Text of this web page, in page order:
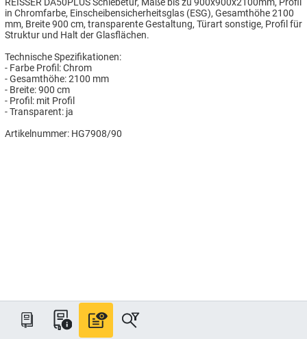
in Chromfarbe, Einscheibensicherheitsglas (ESG), Gesamthöhe 2100
mm, Breite 900 cm, transparente Gestaltung, Türart sonstige, Profil für
Struktur und Halt der Glasflächen.
Technische Spezifikationen:
- Farbe Profil: Chrom
- Gesamthöhe: 2100 mm
- Breite: 900 cm
- Profil: mit Profil
- Transparent: ja
Artikelnummer: HG7908/90